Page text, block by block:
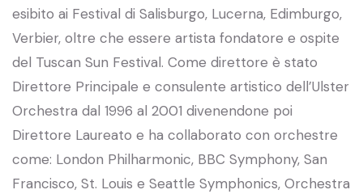
esibito ai Festival di Salisburgo, Lucerna, Edimburgo,
Verbier, oltre che essere artista fondatore e ospite
del Tuscan Sun Festival. Come direttore è stato
Direttore Principale e consulente artistico dell’Ulster
Orchestra dal 1996 al 2001 divenendone poi
Direttore Laureato e ha collaborato con orchestre
come: London Philharmonic, BBC Symphony, San
Francisco, St. Louis e Seattle Symphonics, Orchestra